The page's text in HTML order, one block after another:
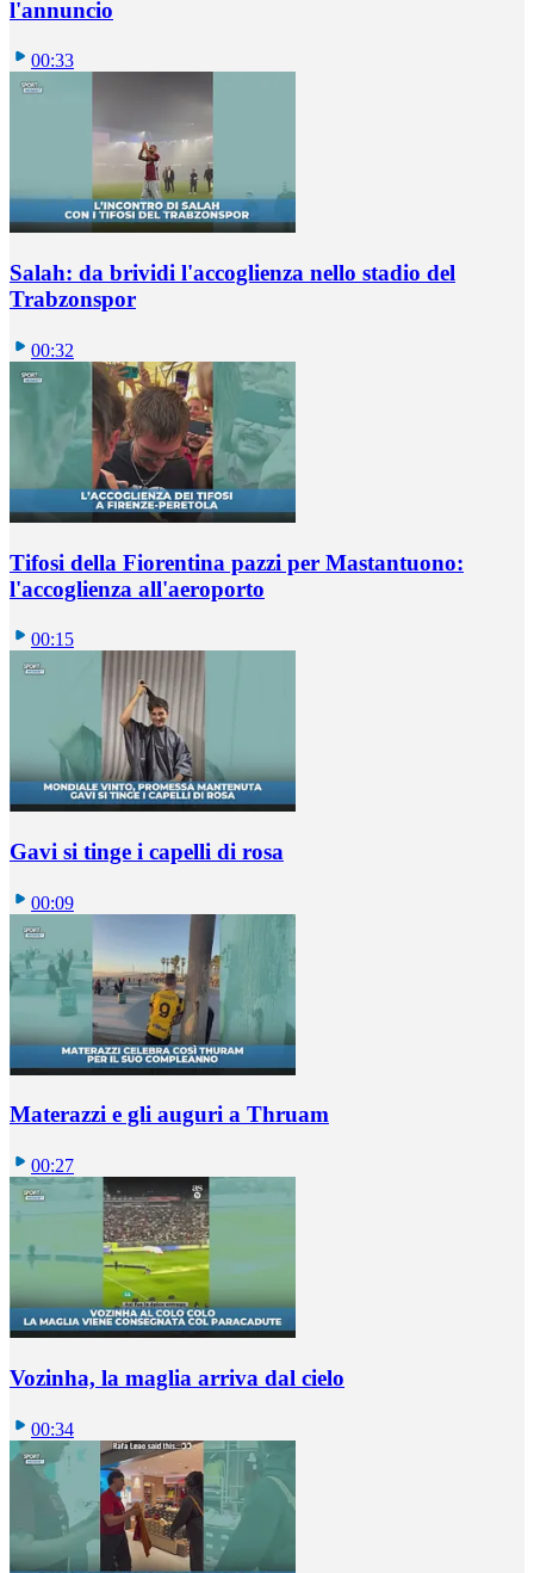
l'annuncio
00:33
Salah: da brividi l'accoglienza nello stadio del
Trabzonspor
00:32
Tifosi della Fiorentina pazzi per Mastantuono:
l'accoglienza all'aeroporto
00:15
Gavi si tinge i capelli di rosa
00:09
Materazzi e gli auguri a Thruam
00:27
Vozinha, la maglia arriva dal cielo
00:34